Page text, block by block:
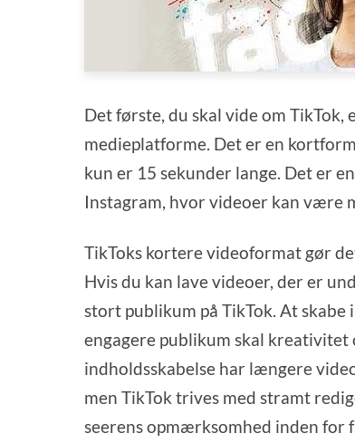
Det første, du skal vide om TikTok,
medieplatforme. Det er en
kun er 15 sekunder lange. Det er
Instagram, hvor videoer kan være
TikToks kortere videoformat gør
Hvis du kan lave videoer, der er
stort publikum på TikTok. At
engagere publikum skal
indholdsskabelse har længere
men TikTok trives med stramt
seerens opmærksomhed inden for